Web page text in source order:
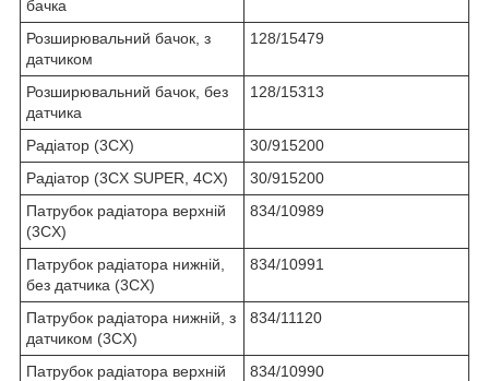
бачка
Розширювальний бачок, з
датчиком
128/15479
Розширювальний бачок, без
датчика
128/15313
Радіатор (3CX)
30/915200
Радіатор (3CX SUPER, 4CX)
30/915200
Патрубок радіатора верхній
(3CX)
834/10989
Патрубок радіатора нижній,
без датчика (3CX)
834/10991
Патрубок радіатора нижній, з
датчиком (3CX)
834/11120
Патрубок радіатора верхній
834/10990